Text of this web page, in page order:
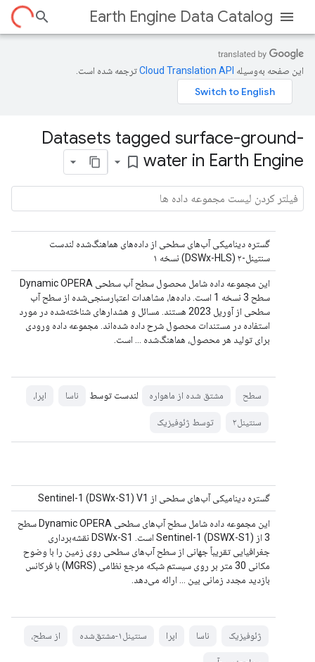
Earth Engine Data Catalog
این صفحه به‌وسیله ترجمه شده است.
Datasets tagged surface-ground-
water in Earth Engine
bookmark_border
گستره دینامیکی آب‌های سطحی از داده‌های هماهنگ‌شده لندست
سنتینل-۲ (DSWx-HLS) نسخه ۱
این مجموعه داده شامل محصول سطح آب سطحی Dynamic OPERA
سطح 3 نسخه 1 است. داده‌ها، مشاهدات اعتبارسنجی‌شده از سطح آب
سطحی از آوریل 2023 هستند. مسائل و هشدارهای شناخته‌شده در مورد
استفاده در مستندات محصول شرح داده شده‌اند. مجموعه داده ورودی
برای تولید هر محصول، هماهنگ‌شده ... است.
سطح مشتق شده از ماهواره لندست توسط ناسا اپرا،
سنتینل۲ توسط ژئوفیزیک
گستره دینامیکی آب‌های سطحی از Sentinel-1 (DSWx-S1) V1
این مجموعه داده شامل سطح آب‌های سطحی Dynamic OPERA سطح
3 از Sentinel-1 (DSWX-S1) است. DSWx-S1 نقشه‌برداری
جغرافیایی تقریباً جهانی از سطح آب‌های سطحی روی زمین را با وضوح
مکانی 30 متر بر روی سیستم شبکه مرجع نظامی (MGRS) با فرکانس
بازدید مجدد زمانی بین ... ارائه می‌دهد.
ژئوفیزیک ناسا اپرا سنتینل۱-مشتق‌شده از سطح،